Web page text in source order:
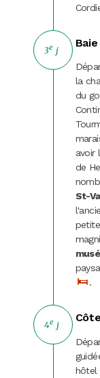
3e j
la
du
avoir
de
St-
.
4e j
hôtel